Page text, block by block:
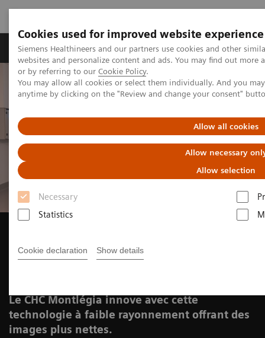
Cookies used for improved website experience
Siemens Healthineers and our partners use cookies and other
websites and personalize content and ads. You may find out
or by referring to our Cookie Policy.
You may allow all cookies or select them individually. And you
anytime by clicking on the "Review and change your consent"
Allow all cookies
Allow necessary
Allow selection
Necessary
Statistics
Cookie declaration Show details
Produits & Services À propos de
CHC de Liège : Premier scanner à
comptage photonique en
Wallonie
Le CHC Montlégia innove avec cette
technologie à faible rayonnement offrant des
images plus nettes.